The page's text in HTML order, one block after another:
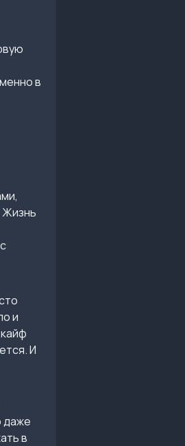
в
Жизнь
и
И
даже
в